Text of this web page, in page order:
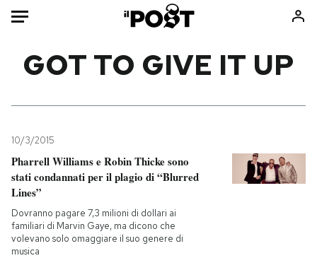
Mondo
Politica
Tecnologia
Scienza
Cultura
Consumismi
Storie/Idee
Europa
GOT TO GIVE IT UP
10/3/2015
Pharrell Williams e Robin Thicke sono
stati condannati per il plagio di “Blurred
Lines”
Dovranno pagare 7,3 milioni di dollari ai
familiari di Marvin Gaye, ma dicono che
volevano solo omaggiare il suo genere di
musica